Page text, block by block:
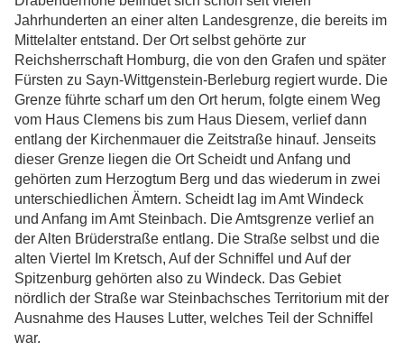
Jahrhunderten an einer alten Landesgrenze, die bereits im
Mittelalter entstand. Der Ort selbst gehörte zur
Reichsherrschaft Homburg, die von den Grafen und später
Fürsten zu Sayn-Wittgenstein-Berleburg regiert wurde. Die
Grenze führte scharf um den Ort herum, folgte einem Weg
vom Haus Clemens bis zum Haus Diesem, verlief dann
entlang der Kirchenmauer die Zeitstraße hinauf. Jenseits
dieser Grenze liegen die Ort Scheidt und Anfang und
gehörten zum Herzogtum Berg und das wiederum in zwei
unterschiedlichen Ämtern. Scheidt lag im Amt Windeck
und Anfang im Amt Steinbach. Die Amtsgrenze verlief an
der Alten Brüderstraße entlang. Die Straße selbst und die
alten Viertel Im Kretsch, Auf der Schniffel und Auf der
Spitzenburg gehörten also zu Windeck. Das Gebiet
nördlich der Straße war Steinbachsches Territorium mit der
Ausnahme des Hauses Lutter, welches Teil der Schniffel
war.